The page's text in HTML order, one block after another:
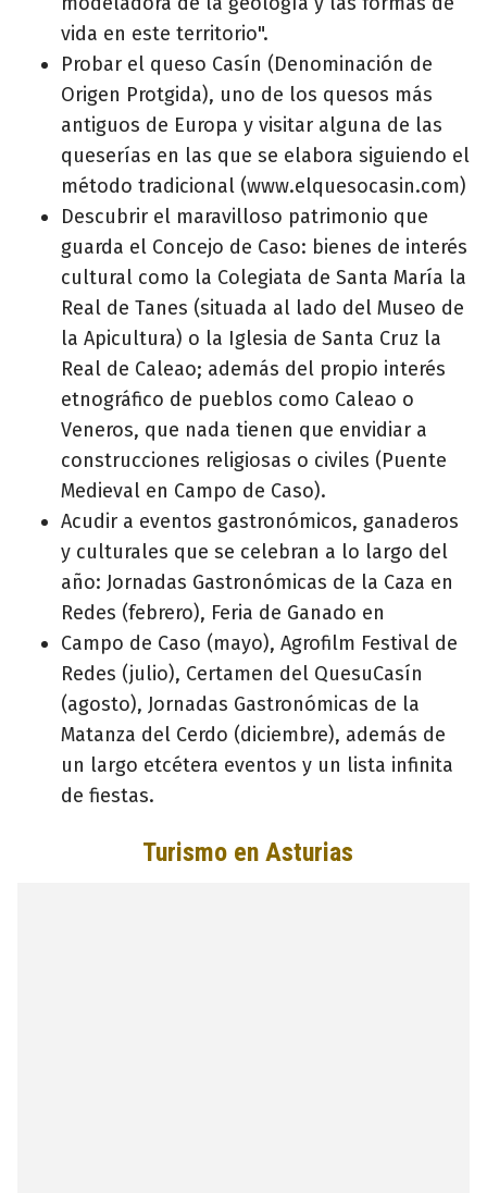
vida en este territorio".
Probar el queso Casín (Denominación de
Origen Protgida), uno de los quesos más
antiguos de Europa y visitar alguna de las
queserías en las que se elabora siguiendo el
método tradicional (www.elquesocasin.com)
Descubrir el maravilloso patrimonio que
guarda el Concejo de Caso: bienes de interés
cultural como la Colegiata de Santa María la
Real de Tanes (situada al lado del Museo de
la Apicultura) o la Iglesia de Santa Cruz la
Real de Caleao; además del propio interés
etnográfico de pueblos como Caleao o
Veneros, que nada tienen que envidiar a
construcciones religiosas o civiles (Puente
Medieval en Campo de Caso).
Acudir a eventos gastronómicos, ganaderos
y culturales que se celebran a lo largo del
año: Jornadas Gastronómicas de la Caza en
Redes (febrero), Feria de Ganado en
Campo de Caso (mayo), Agrofilm Festival de
Redes (julio), Certamen del QuesuCasín
(agosto), Jornadas Gastronómicas de la
Matanza del Cerdo (diciembre), además de
un largo etcétera eventos y un lista infinita
de fiestas.